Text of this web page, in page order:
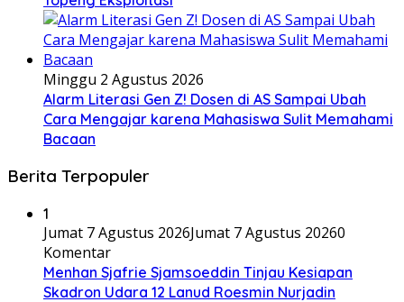
Minggu 2 Agustus 2026
Alarm Literasi Gen Z! Dosen di AS Sampai Ubah
Cara Mengajar karena Mahasiswa Sulit Memahami
Bacaan
Berita Terpopuler
1
Jumat 7 Agustus 2026Jumat 7 Agustus 20260
Komentar
Menhan Sjafrie Sjamsoeddin Tinjau Kesiapan
Skadron Udara 12 Lanud Roesmin Nurjadin